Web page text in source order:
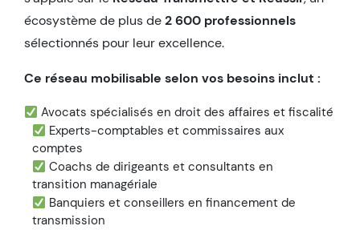
écosystème de plus de2 600 professionnels
sélectionnés pour leur excellence.
Ce réseau mobilisable selon vos besoins inclut :
Avocats spécialisés en droit des affaires et fiscalité
Experts-comptables et commissaires aux
comptes
Coachs de dirigeants et consultants en
transition managériale
Banquiers et conseillers en financement de
transmission